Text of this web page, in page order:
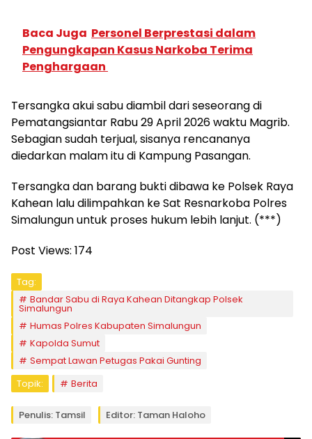
Baca Juga Personel Berprestasi dalam
Pengungkapan Kasus Narkoba Terima
Penghargaan
Tersangka akui sabu diambil dari seseorang di
Pematangsiantar Rabu 29 April 2026 waktu Magrib.
Sebagian sudah terjual, sisanya rencananya
diedarkan malam itu di Kampung Pasangan.
Tersangka dan barang bukti dibawa ke Polsek Raya
Kahean lalu dilimpahkan ke Sat Resnarkoba Polres
Simalungun untuk proses hukum lebih lanjut. (***)
Post Views: 174
Tag:
Bandar Sabu di Raya Kahean Ditangkap Polsek
Simalungun
Humas Polres Kabupaten Simalungun
Kapolda Sumut
Sempat Lawan Petugas Pakai Gunting
Topik:
Berita
Penulis: Tamsil Editor: Taman Haloho